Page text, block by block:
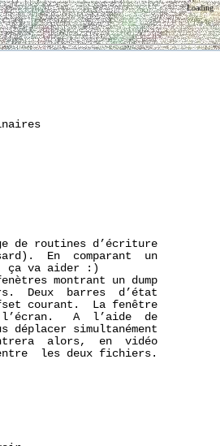
Loading
de routines d’écriture
En  comparant  un
ça va aider :)
montrant un dump
Deux  barres  d’état
courant.  La fenêtre
A  l’aide  de
déplacer simultanément
alors,  en  vidéo
les deux fichiers.